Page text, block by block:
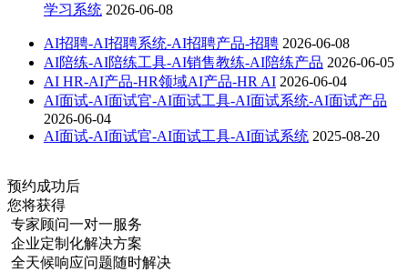
学习系统 2026-06-08
AI招聘-AI招聘系统-AI招聘产品-招聘 2026-06-08
AI陪练-AI陪练工具-AI销售教练-AI陪练产品 2026-06-05
AI HR-AI产品-HR领域AI产品-HR AI 2026-06-04
AI面试-AI面试官-AI面试工具-AI面试系统-AI面试产品
2026-06-04
AI面试-AI面试官-AI面试工具-AI面试系统 2025-08-20
预约成功后
您将获得
专家顾问一对一服务
企业定制化解决方案
全天候响应问题随时解决